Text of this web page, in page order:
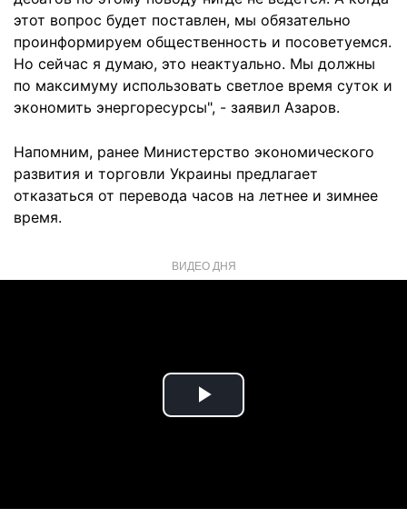
этот вопрос будет поставлен, мы обязательно
проинформируем общественность и посоветуемся.
Но сейчас я думаю, это неактуально. Мы должны
по максимуму использовать светлое время суток и
экономить энергоресурсы", - заявил Азаров.
Напомним, ранее Министерство экономического
развития и торговли Украины предлагает
отказаться от перевода часов на летнее и зимнее
время.
ВИДЕО ДНЯ
Play